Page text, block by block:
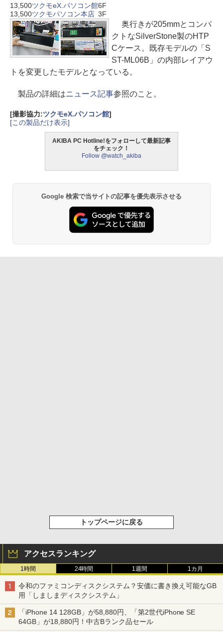
13,500ツクモeX.パソコン館6F
13,500ツクモパソコン本店 3F
奥行きが205mmとコンパ
クトなSilverStone製のHTP
Cケース。既存モデルの「S
ST-ML06B」の内部レイアウ
トを変更したモデルとなっている。
製品の詳細はニュース記事参照のこと。
[撮影協力:ツクモeX.パソコン館]
[この製品だけ表示]
AKIBA PC Hotline!をフォローして最新記事
をチェック！
Follow @watch_akiba
Google 検索で当サイトの記事を優先表示させる
トップページに戻る
アクセスランキング
1時間 24時間 1週間 1カ月
令和のファミコンディスクシステム？安価に書き換え可能なGB
用「しましまディスクシステム」
「iPhone 14 128GB」が58,880円、「第2世代iPhone SE
64GB」が18,880円！中古Bランク品セール